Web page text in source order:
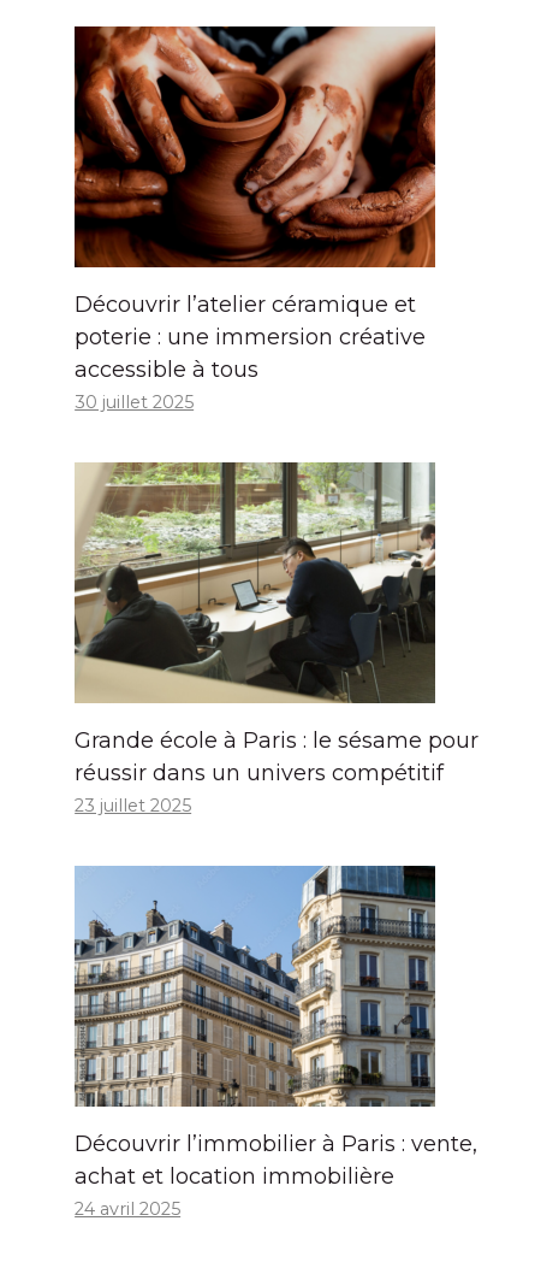
Découvrir l’atelier céramique et
poterie : une immersion créative
accessible à tous
30 juillet 2025
Grande école à Paris : le sésame pour
réussir dans un univers compétitif
23 juillet 2025
Découvrir l’immobilier à Paris : vente,
achat et location immobilière
24 avril 2025